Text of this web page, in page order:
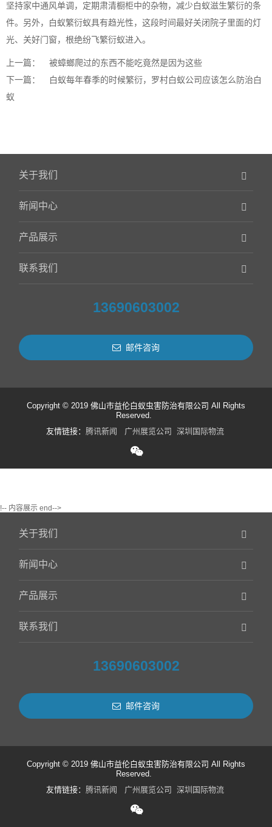
坚持家中通风单调，定期肃清橱柜中的杂物， 减少白蚁滋生繁衍的条
件。另外，白蚁繁衍蚁具有趋光性，这段时间最好关闭院子里面的灯
光、关好门窗，根绝纷飞繁衍蚁进入。
上一篇：
被蟑螂爬过的东西不能吃竟然是因为这些
下一篇：
白蚁每年春季的时候繁衍，罗村白蚁公司应该怎么防治白
蚁
关于我们
新闻中心
产品展示
联系我们
13690603002
邮件咨询
Copyright © 2019 佛山市益伦白蚁虫害防治有限公司 All Rights
Reserved.
友情链接： 腾讯新闻 广州展览公司 深圳国际物流
!-- 内容展示 end-->
关于我们
新闻中心
产品展示
联系我们
13690603002
邮件咨询
Copyright © 2019 佛山市益伦白蚁虫害防治有限公司 All Rights
Reserved.
友情链接： 腾讯新闻 广州展览公司 深圳国际物流